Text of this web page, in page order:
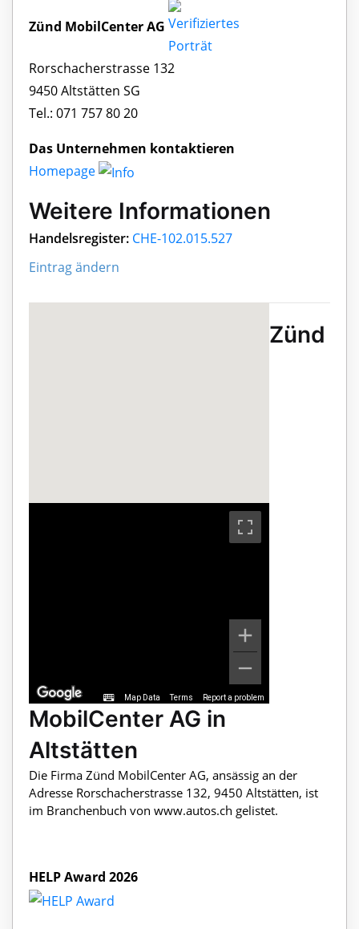
Zünd MobilCenter AG
Rorschacherstrasse 132
9450 Altstätten SG
Tel.: 071 757 80 20
Das Unternehmen kontaktieren
Homepage
Weitere Informationen
Handelsregister: CHE-102.015.527
Eintrag ändern
Map Data Terms Report a problem
Zünd
MobilCenter AG in
Altstätten
Die Firma Zünd MobilCenter AG, ansässig an der
Adresse Rorschacherstrasse 132, 9450 Altstätten, ist
im Branchenbuch von www.autos.ch gelistet.
HELP Award 2026